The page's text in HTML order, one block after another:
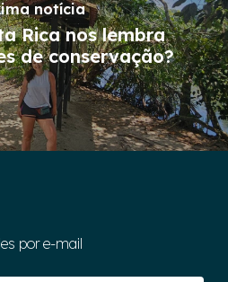
notícia
Rica nos lembra
de conservação?
por e-mail